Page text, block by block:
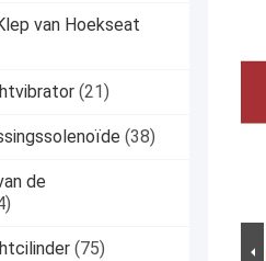
van Hoekseat
(21)
(38)
de
(75)